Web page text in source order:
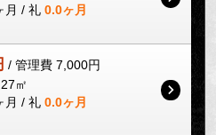
月 / 礼 0.0ヶ月
/ 管理費 7,000円
㎡
月 / 礼 0.0ヶ月